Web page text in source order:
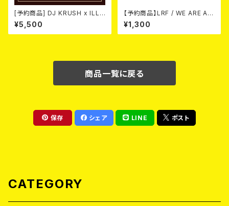
[予約商品] DJ KRUSH x ILL-
BOSSTINO / XO (2CD)(限定
盤) 2026年08月05日発売！
¥5,500
【予約商品】LRF / WE ARE AL
READY DONE (CD) 【8月15日
発売】
¥1,300
商品一覧に戻る
保存 シェア LINE ポスト
CATEGORY